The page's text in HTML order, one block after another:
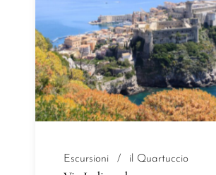
Escursioni il Quartuccio